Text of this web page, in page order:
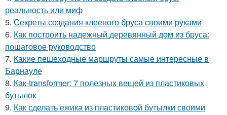
реальность или миф
5. Секреты создания клееного бруса своими руками
6. Как построить надежный деревянный дом из бруса:
пошаговое руководство
7. Какие пешеходные маршруты самые интересные в
Барнауле
8. Как-transformer: 7 полезных вещей из пластиковых
бутылок
9. Как сделать ежика из пластиковой бутылки своими